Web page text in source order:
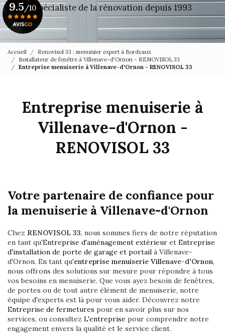
Le spécialiste de la rénovation depuis 1993
9.5 /10
Accueil
Renovisol 33 : menuisier expert à Bordeaux
Installateur de fenêtre à Villenave-d'Ornon - RENOVISOL 33
Entreprise menuiserie à Villenave-d'Ornon - RENOVISOL 33
Entreprise menuiserie à
Villenave-d'Ornon -
RENOVISOL 33
Votre partenaire de confiance pour
la menuiserie à Villenave-d'Ornon
Chez RENOVISOL 33, nous sommes fiers de notre réputation
en tant qu'Entreprise d'aménagement extérieur et Entreprise
d'installation de porte de garage et portail à Villenave-
d'Ornon. En tant qu'entreprise menuiserie Villenave-d'Ornon,
nous offrons des solutions sur mesure pour répondre à tous
vos besoins en menuiserie. Que vous ayez besoin de fenêtres,
de portes ou de tout autre élément de menuiserie, notre
équipe d'experts est là pour vous aider. Découvrez notre
Entreprise de fermetures pour en savoir plus sur nos
services, ou consultez L'entreprise pour comprendre notre
engagement envers la qualité et le service client.